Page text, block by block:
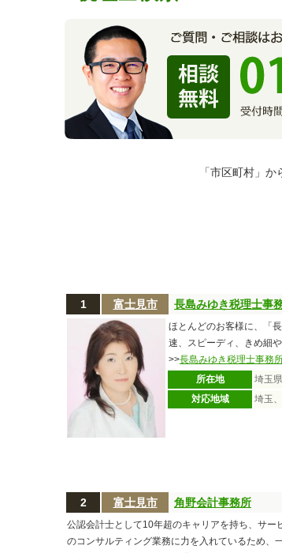
「市区町村」
1 富士見市 長島みゆき税理士事
ほとんどのお客様に、「
速、スピーディ、きめ細
>>長島みゆき税理士事務
所在地
埼玉
対応地域
埼玉
2 富士見市 角野会計事務所
公認会計士として10年超のキャリアを持ち、サ
のコンサルティング業務に力を入れているため、